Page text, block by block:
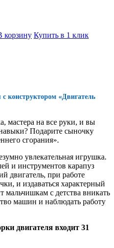
корзину Купить в 1 клик
конструктором «Двигатель
мастера на все руки, и вы
Подарите сыночку
сгорания».
увлекательная игрушка.
и инструментов карапуз
двигатель, при работе
и издаваться характерный
мальчишкам с детства вникать
машин и наблюдать работу
двигателя входит 31